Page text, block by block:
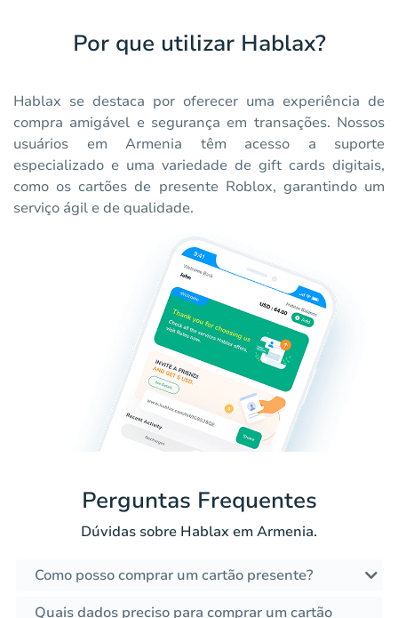
Por que utilizar Hablax?
Hablax se destaca por oferecer uma experiência de
compra amigável e segurança em transações. Nossos
usuários em Armenia têm acesso a suporte
especializado e uma variedade de gift cards digitais,
como os cartões de presente Roblox, garantindo um
serviço ágil e de qualidade.
Perguntas Frequentes
Dúvidas sobre Hablax em Armenia.
Como posso comprar um cartão presente?
Quais dados preciso para comprar um cartão